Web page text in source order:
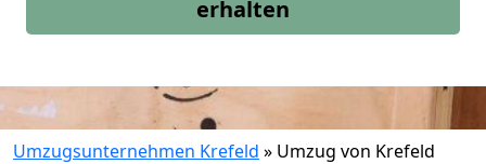
erhalten
Umzugsunternehmen Krefeld » Umzug von Krefeld